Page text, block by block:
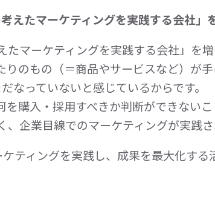
えたマーケティングを実践する会社」
マーケティングを実践する会社」を増
のもの（＝商品やサービスなど）が
なっていないと感じているからです。
購入・採用すべきか判断ができないこ
企業目線でのマーケティングが実践さ
ティングを実践し、成果を最大化する